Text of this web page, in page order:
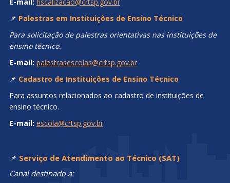
📌 Palestras em Instituições de Ensino Técnico
Para solicitação de palestras orientativas nas instituições de
ensino técnico.
E-mail: palestrasescolas@crtsp.gov.br
📌 Cadastro de Instituições de Ensino Técnico
Para assuntos relacionados ao cadastro de instituições de
ensino técnico.
E-mail: escola@crtsp.gov.br
📌 Serviço de Atendimento ao Técnico (SAT)
Canal destinado a: